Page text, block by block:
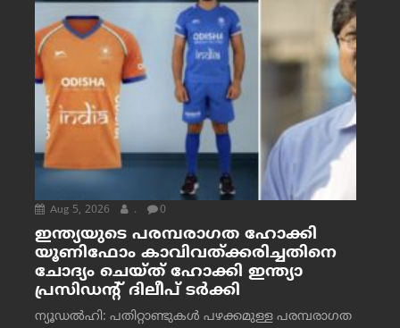
Aug 5, 2026 . 0
ഇന്ത്യയുടെ പരമ്പരാഗത ഹോക്കി
യൂണിഫോം കാവിവത്ക്കരിച്ചതിനെ
ചോദ്യം ചെയ്ത് ഹോക്കി ഇന്ത്യാ
പ്രസിഡന്റ് ദിലീപ് ടര്‍ക്കി
ന്യൂഡൽഹി: പതിറ്റാണ്ടുകൾ പഴക്കമുള്ള പരമ്പരാഗത